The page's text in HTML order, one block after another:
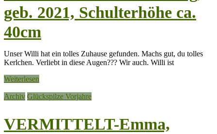
geb. 2021, Schulterhöhe ca.
40cm
Unser Willi hat ein tolles Zuhause gefunden. Machs gut, du tolles
Kerlchen. Verliebt in diese Augen??? Wir auch. Willi ist
Weiterlesen
Archiv Glückspilze Vorjahre
VERMITTELT-Emma,